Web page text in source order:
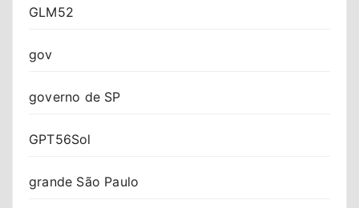
GLM52
gov
governo de SP
GPT56Sol
grande São Paulo